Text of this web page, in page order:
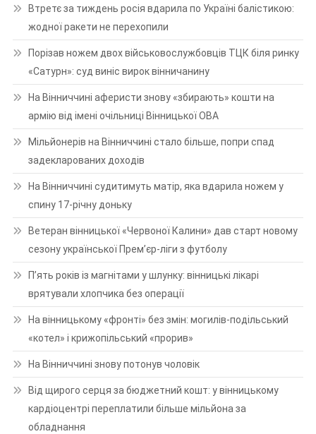
Втретє за тиждень росія вдарила по Україні балістикою:
жодної ракети не перехопили
Порізав ножем двох військовослужбовців ТЦК біля ринку
«Сатурн»: суд виніс вирок вінничанину
На Вінниччині аферисти знову «збирають» кошти на
армію від імені очільниці Вінницької ОВА
Мільйонерів на Вінниччині стало більше, попри спад
задекларованих доходів
На Вінниччині судитимуть матір, яка вдарила ножем у
спину 17-річну доньку
Ветеран вінницької «Червоної Калини» дав старт новому
сезону української Прем’єр-ліги з футболу
П’ять років із магнітами у шлунку: вінницькі лікарі
врятували хлопчика без операції
На вінницькому «фронті» без змін: могилів-подільський
«котел» і крижопільський «прорив»
На Вінниччині знову потонув чоловік
Від щирого серця за бюджетний кошт: у вінницькому
кардіоцентрі переплатили більше мільйона за
обладнання